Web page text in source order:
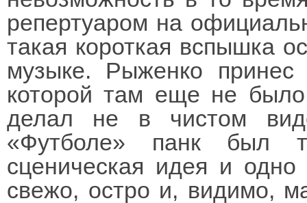
репертуаром на
такая короткая вспышка
музыке. Рыженко принес
которой там еще не
делал не в чистом
«Футболе» панк был
сценическая идея и
свежо, остро и, видимо,